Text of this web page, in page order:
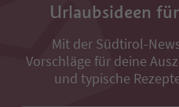
Urlaubsideen
Mit der Südtirol-
Vorschläge für deine
und typische